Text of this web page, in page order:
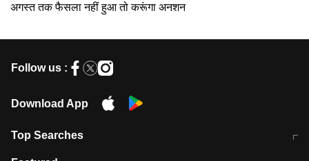
अगस्त तक फैसला नहीं हुआ तो करूंगा अनशन
Follow us :
Download App
Top Searches